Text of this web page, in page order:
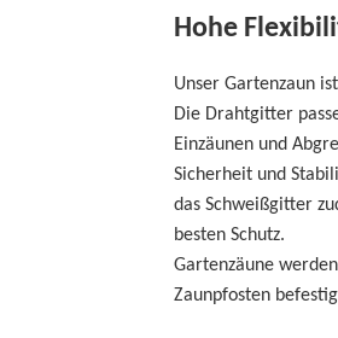
Hohe
Unser Gartenzaun
Die Drahtgitter
Einzäunen und
Sicherheit und
das Schweißgitter
besten Schutz.
Gartenzäune
Zaunpfosten